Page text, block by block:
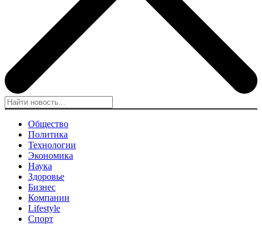
Общество
Политика
Технологии
Экономика
Наука
Здоровье
Бизнес
Компании
Lifestyle
Спорт